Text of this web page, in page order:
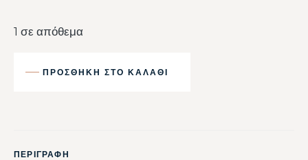
1 σε απόθεμα
ΠΡΟΣΘΉΚΗ ΣΤΟ ΚΑΛΆΘΙ
ΠΕΡΙΓΡΑΦΗ